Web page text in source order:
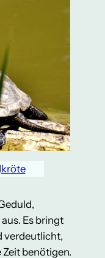
kröte
Es bringt
verdeutlicht,
benötigen.